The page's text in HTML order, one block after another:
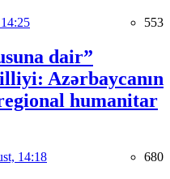
553
dair”
Azərbaycanın
humanitar
14:18 680